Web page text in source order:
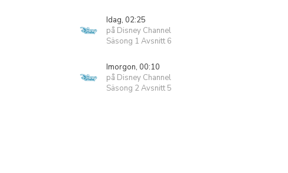
Idag, 02:25
på Disney Channel
Säsong 1 Avsnitt 6
Imorgon, 00:10
på Disney Channel
Säsong 2 Avsnitt 5